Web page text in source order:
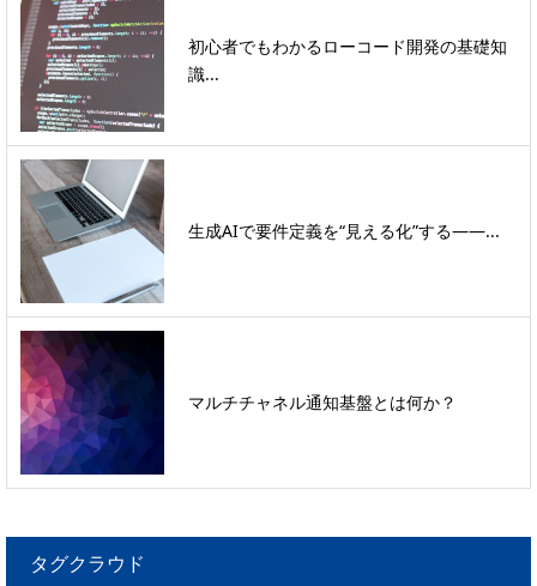
初心者でもわかるローコード開発の基礎知
識...
生成AIで要件定義を“見える化”する――...
マルチチャネル通知基盤とは何か？
タグクラウド